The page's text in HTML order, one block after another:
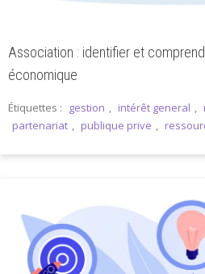
Association : identifier et
économique
Étiquettes : gestion , intérêt general ,
partenariat , publique prive ,